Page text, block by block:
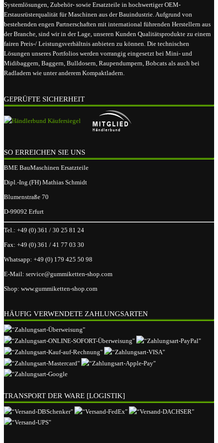
Systemlösungen, Zubehör- sowie Ersatzteile in hochwertiger OEM-
Erstausrüsterqualität für Maschinen aus der Bauindustrie. Aufgrund von
bestehenden engen Partnerschaften mit international führenden Herstellern aus
der Branche, sind wir in der Lage, unseren Kunden Qualitätsprodukte zu einem
fairen Preis-/ Leistungsverhältnis anbieten zu können. Die technischen
Lösungen unseres Portfolios werden vorrangig eingesetzt bei Mini- und
Midibaggern, Baggern, Bulldosern, Raupendumpern, Bobcats als auch bei
Radladern wie unter anderem Kompaktladern.
GEPRÜFTE SICHERHEIT
SO ERREICHEN SIE UNS
BME BauMaschinen Ersatzteile
Dipl.-Ing.(FH) Mathias Schmidt
Blumenstraße 70
D-99092 Erfurt
Tel.: +49 (0) 361 / 30 25 81 24
Fax: +49 (0) 361 / 41 77 03 30
Whatsapp: +49 (0) 179 425 50 98
E-Mail: service@gummiketten-shop.com
Shop: www.gummiketten-shop.com
HÄUFIG VERWENDETE ZAHLUNGSARTEN
TRANSPORT DER WARE [LOGISTIK]